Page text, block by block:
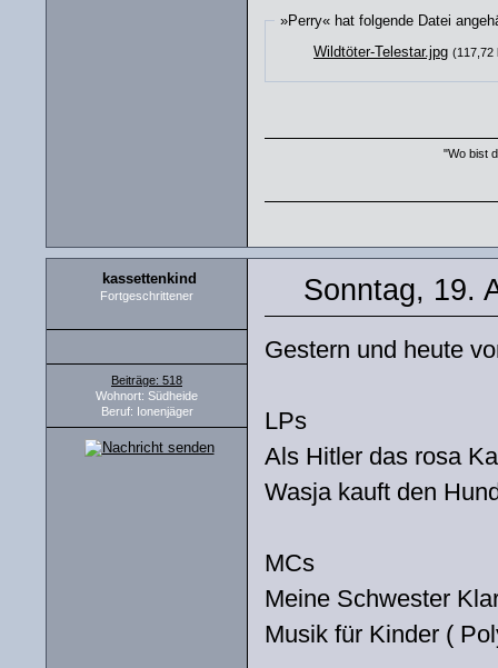
»Perry« hat folgende Datei
Wildtöter-Telestar.jpg
"Wo bist
kassettenkind
Fortgeschrittener
Beiträge: 518
Wohnort: Südheide
Beruf: Ionenjäger
Sonntag, 19.
Gestern und heute
LPs
Als Hitler das rosa
Wasja kauft den
MCs
Meine Schwester
Musik für Kinder (